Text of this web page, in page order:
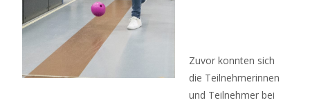
Zuvor konnten sich
die Teilnehmerinnen
und Teilnehmer bei